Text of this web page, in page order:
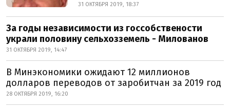
31 ОКТЯБРЯ 2019, 18:37
За годы независимости из госсобствености
украли половину сельхозземель - Милованов
31 ОКТЯБРЯ 2019, 14:47
В Минэкономики ожидают 12 миллионов
долларов переводов от заробитчан за 2019 год
28 ОКТЯБРЯ 2019, 16:20